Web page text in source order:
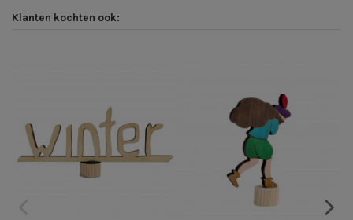
Klanten kochten ook: